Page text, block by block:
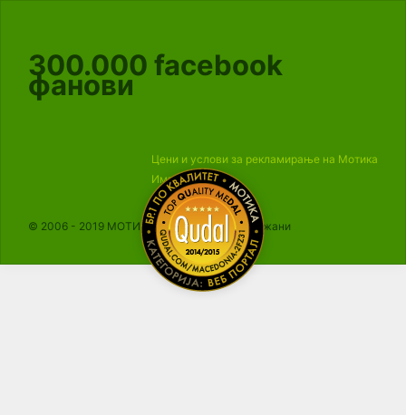
300.000 facebook
фанови
Цени и услови за рекламирање на Мотика
Импресум
© 2006 - 2019 МОТИКА, Сите права се задржани